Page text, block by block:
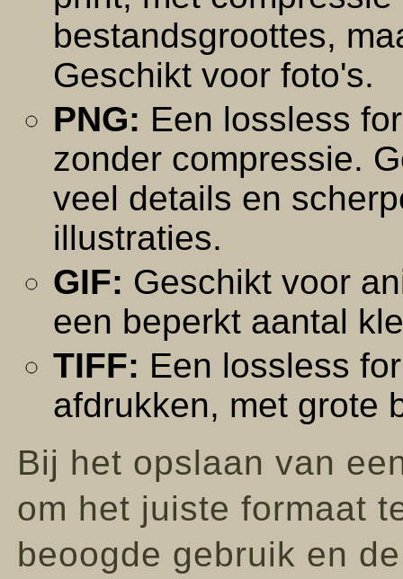
bestandsgroottes,
Geschikt voor foto's.
PNG: Een lossless
zonder compressie.
veel details en
illustraties.
GIF: Geschikt voor
een beperkt aantal
TIFF: Een lossless
afdrukken, met grote
Bij het opslaan van
om het juiste formaat
beoogde gebruik en